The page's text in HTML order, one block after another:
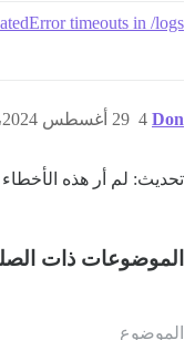
timeouts in /logs
Don 29 أغسطس 2024، 6:32ص 4
تحديث: لم أر هذه
الموضوعات ذات
الموضوع